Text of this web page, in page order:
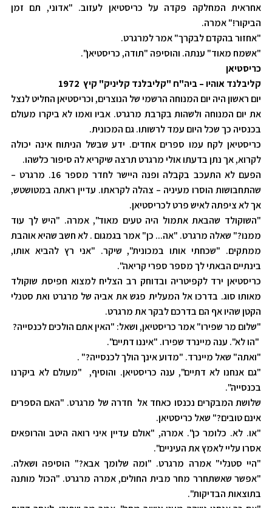
אחראית המחלקה פקדה על כריסטיאן לעזוב. "אדוני, תם זמן
הביקור!" אמרה.
"אחזור בהקדם לבקרך" אמר למרגרט.
"אשמח מאוד" ענתה. והוסיפה "תודה, כריסטיאן".
כריסטיאן
קליבלנד אוהיו – ביה"ח "קליבלנד קליניק" קיץ 1972
יום ראשון היה יום המנוחה הרשמי של הנוצרים, וכריסטיאן החליט לנצל
את יום המנוחה ולשהות בקרבת מרגרט. אביו ואמו לא ביקרו מעולם
בכנסיה כך שכל היום עמד לרשותו. גם המכונית.
כריסטיאן לקח עמו ספרים אחדים. ידע שבשל הניתוח אינה יכולה
לקרוא, אך נתן בדעתו אולי מרגרט תרצה שיקריא לה סיפור כלשהו.
הפעם לא התעכב בקבלה ופנה היישר לחדר מספר 16. מרגרט –
שהתחבושות הוסרו מעיניה – צהלה לקראתו. עדיין ראתה במטושטש,
אך לא ציפתה לאיש פרט לכריסטיאן.
"השוקולד שהבאת אתמול היה טעים מאוד", אמרה. "היש לך עוד
ממנו?" שאלה מרגרט. "אה... כן" אמר בגמגום . לא חשב שהיא אוהבת
ממתקים. "שכחתי אותו במכונית", שיקר. "אני רץ להביא אותו,
בינתיים הבאתי לך מספר ספרי קריאה".
כריסטיאן ירד לקפיטריה ובדוחק רב הצליח למצוא חפיסת שוקולד
מאותו סוג. בדרכו אל המעלית פגש את אביה של מרגרט ואת סטנלי
הקטן שהיו אף הם בדרכם לבקר את מרגרט.
"שלום מר שפירו" אמר כריסטיאן, ושאל: "האין אתם הולכים לכנסייה?
"הו לא". ענה מיינרד שפירו. "איננו דתיים".
"ואתה" שאל מיינרד. "מדוע אינך הולך לכנסייה?" .
"גם אנחנו לא דתיים", ענה כריסטיאן. והוסיף, "מעולם לא ביקרנו
בכנסייה".
שלושת המבקרים נכנסו כאחד אל חדרה של מרגרט. "האם הספרים
אינם טובים?" שאל כריסטיאן.
"או. לא. כלומר כן". אמרה, "אולם עדיין איני רואה היטב והרופאים
אסרו עליי לאמץ את העיניים".
"היי סטנלי" אמרה מרגרט. "ומה שלומך אבא?" הוסיפה ושאלה.
"אפשר שאשתחרר מחר מבית החולים, אמרה מרגרט. "הכול מותנה
בתוצאות הבדיקות".